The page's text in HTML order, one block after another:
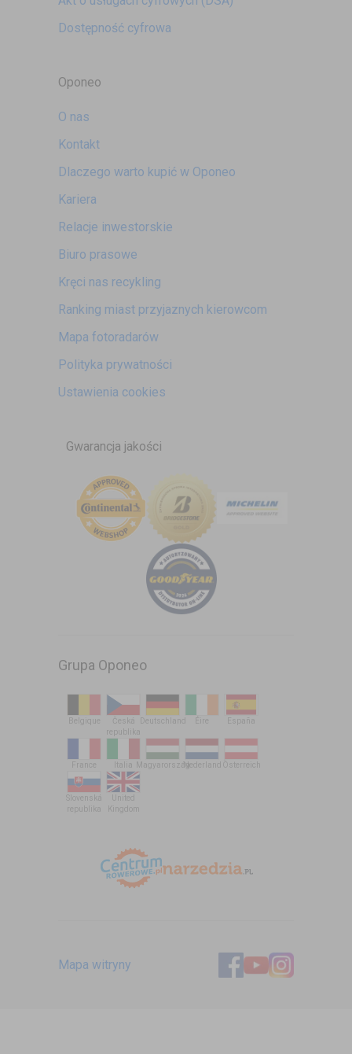
Dostępność cyfrowa
Oponeo
O nas
Kontakt
Dlaczego warto kupić w Oponeo
Kariera
Relacje inwestorskie
Biuro prasowe
Kręci nas recykling
Ranking miast przyjaznych kierowcom
Mapa fotoradarów
Polityka prywatności
Ustawienia cookies
Gwarancja jakości
Grupa Oponeo
Belgique
Česká
republika
Deutschland Éire España
France Italia MagyarországNederland Österreich
Slovenská
republika
United
Kingdom
Mapa witryny